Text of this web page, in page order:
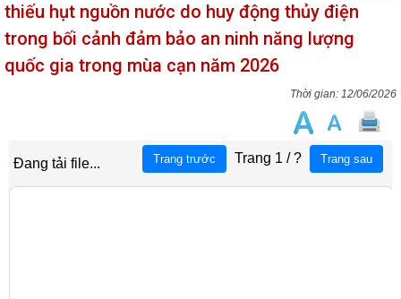
thiếu hụt nguồn nước do huy động thủy điện
trong bối cảnh đảm bảo an ninh năng lượng
quốc gia trong mùa cạn năm 2026
12/06/2026